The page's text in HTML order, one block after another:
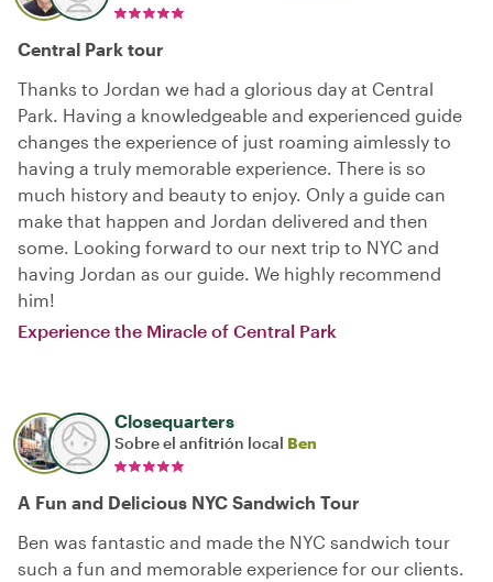
Central Park tour
Thanks to Jordan we had a glorious day at Central
Park. Having a knowledgeable and experienced guide
changes the experience of just roaming aimlessly to
having a truly memorable experience. There is so
much history and beauty to enjoy. Only a guide can
make that happen and Jordan delivered and then
some. Looking forward to our next trip to NYC and
having Jordan as our guide. We highly recommend
him!
Experience the Miracle of Central Park
Closequarters
Sobre el anfitrión local Ben
A Fun and Delicious NYC Sandwich Tour
Ben was fantastic and made the NYC sandwich tour
such a fun and memorable experience for our clients.